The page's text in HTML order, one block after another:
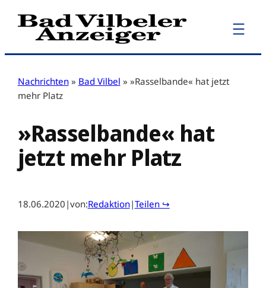
Zum
Inhalt
Nachrichten » Bad Vilbel » »Rasselbande« hat jetzt
mehr Platz
»Rasselbande« hat
jetzt mehr Platz
18.06.2020 |von:Redaktion|Teilen ↪